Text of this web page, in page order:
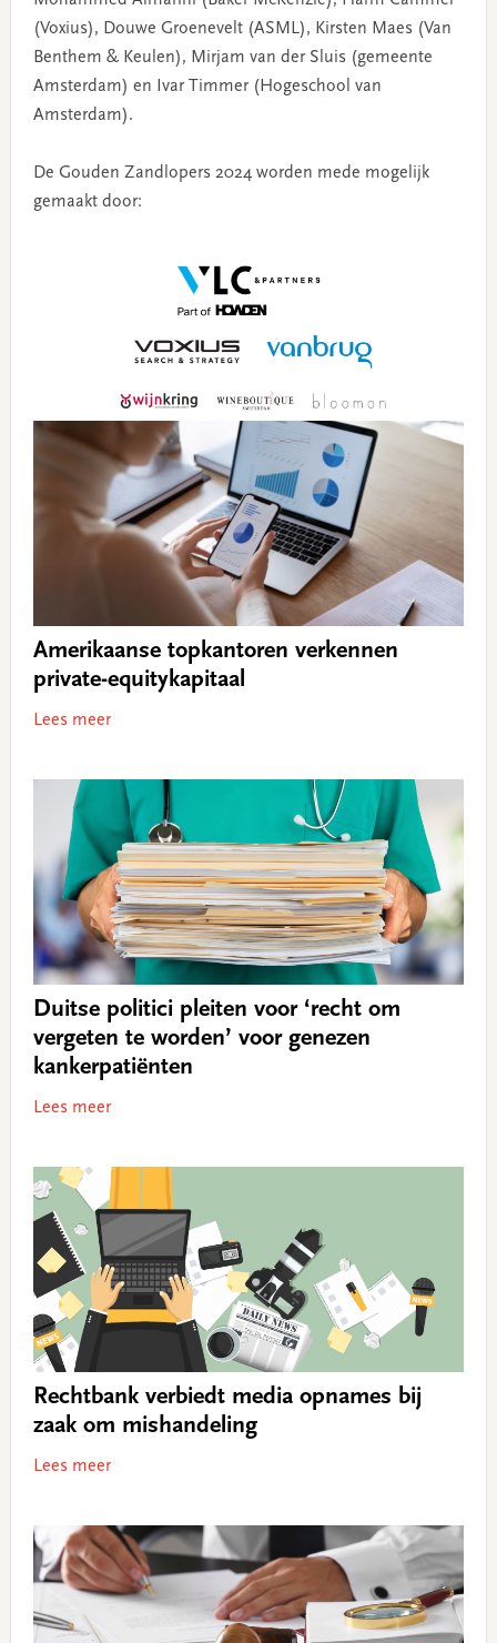
(Voxius), Douwe Groenevelt (ASML), Kirsten Maes (Van
Benthem & Keulen), Mirjam van der Sluis (gemeente
Amsterdam) en Ivar Timmer (Hogeschool van
Amsterdam).
De Gouden Zandlopers 2024 worden mede mogelijk
gemaakt door:
Amerikaanse topkantoren verkennen
private-equitykapitaal
Lees meer
Duitse politici pleiten voor ‘recht om
vergeten te worden’ voor genezen
kankerpatiënten
Lees meer
Rechtbank verbiedt media opnames bij
zaak om mishandeling
Lees meer